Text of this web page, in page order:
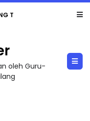
#141 #...
oleh Guru-